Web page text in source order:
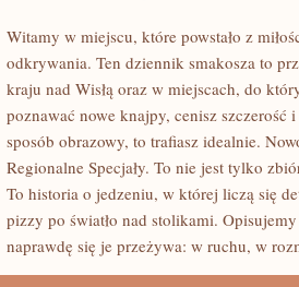
Witamy w miejscu, które powstało z
odkrywania. Ten dziennik smakosza to
kraju nad Wisłą oraz w miejscach, do
poznawać nowe knajpy, cenisz szczerość
sposób obrazowy, to trafiasz idealnie.
Regionalne Specjały. To nie jest tylko
To historia o jedzeniu, w której liczą się
pizzy po światło nad stolikami.
naprawdę się je przeżywa: w ruchu, w